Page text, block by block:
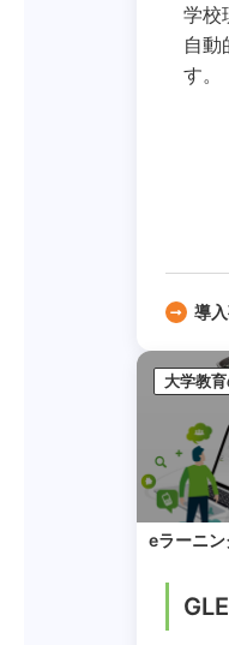
学校
自動
す。
導
大学教
eラーニ